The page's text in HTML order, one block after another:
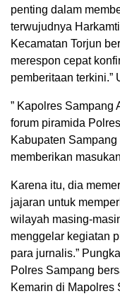
penting dalam
terwujudnya
Kecamatan Torjun
merespon cepat
pemberitaan terkini.”
” Kapolres Sampang
forum piramida
Kabupaten
memberikan
Karena itu, dia
jajaran untuk
wilayah masing-
menggelar kegiatan
para jurnalis.”
Polres Sampang
Kemarin di Mapolres